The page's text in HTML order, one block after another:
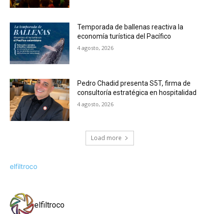
Temporada de ballenas reactiva la
economía turística del Pacífico
4 agosto, 2026
Pedro Chadid presenta S5T, firma de
consultoría estratégica en hospitalidad
4 agosto, 2026
Load more
elfiltroco
elfiltroco